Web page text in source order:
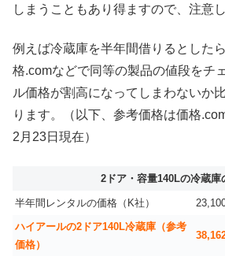
しまうこともあり得ますので、注意
例えば冷蔵庫を半年間借りるとした
格.comなどで同等の製品の値段をチ
ル価格が割高になってしまわないか
ります。（以下、参考価格は価格
2月23日現在）
2ドア・容量140Lの冷蔵庫
半年間レンタルの価格（K社）
ハイアールの2ドア140L冷蔵庫（参考
価格）